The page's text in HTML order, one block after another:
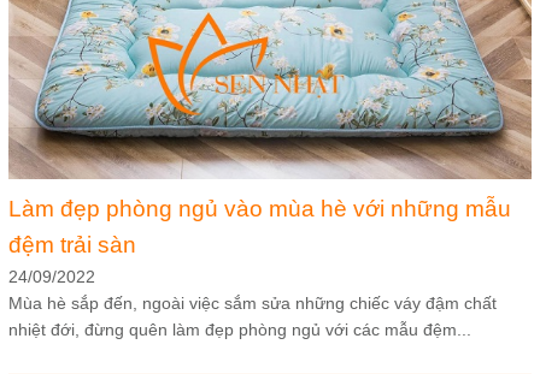
Làm đẹp phòng ngủ vào mùa hè với những mẫu
đệm trải sàn
24/09/2022
Mùa hè sắp đến, ngoài việc sắm sửa những chiếc váy đậm chất
nhiệt đới, đừng quên làm đẹp phòng ngủ với các mẫu đệm...